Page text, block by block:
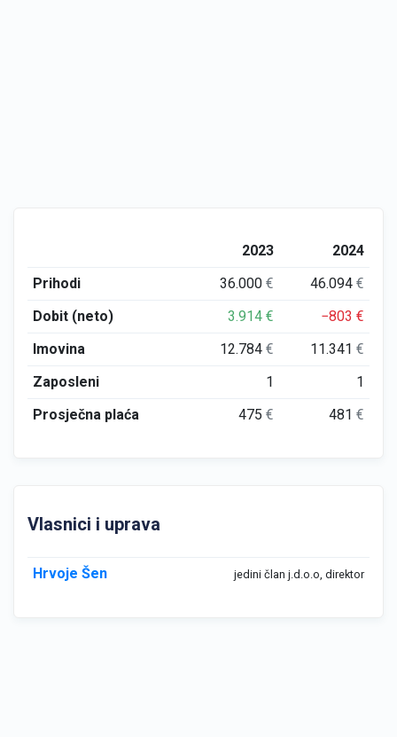
2023
2024
Prihodi
36.000€ 46.094€
Dobit (neto)
3.914€ −803€
Imovina
12.784€ 11.341€
Zaposleni
1
1
Prosječna plaća
475€ 481€
Vlasnici i uprava
Hrvoje Šen jedini član j.d.o.o, direktor